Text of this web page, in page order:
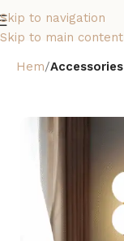
Skip to navigation
Skip to main content
Hem Accessories